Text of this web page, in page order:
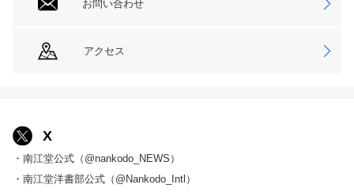
お問い合わせ
アクセス
X
・南江堂公式（@nankodo_NEWS）
・南江堂洋書部公式（@Nankodo_Intl）